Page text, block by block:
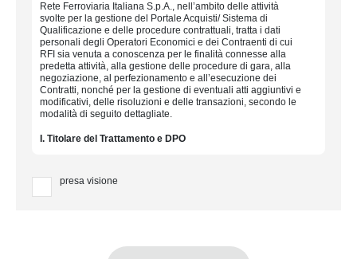
Rete Ferroviaria Italiana S.p.A., nell’ambito delle attività
svolte per la gestione del Portale Acquisti/ Sistema di
Qualificazione e delle procedure contrattuali, tratta i dati
personali degli Operatori Economici e dei Contraenti di cui
RFI sia venuta a conoscenza per le finalità connesse alla
predetta attività, alla gestione delle procedure di gara, alla
negoziazione, al perfezionamento e all’esecuzione dei
Contratti, nonché per la gestione di eventuali atti aggiuntivi e
modificativi, delle risoluzioni e delle transazioni, secondo le
modalità di seguito dettagliate.
I. Titolare del Trattamento e DPO
Rete Ferroviaria Italiana S.p.A., Titolare del trattamento,
Il Data Protection Officer è contattabile all’indirizzo mail
presa visione